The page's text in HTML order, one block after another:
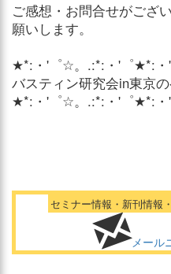
ご感想・お問合せがござい
願いします。
★*:・'゜☆。.:*:・'゜★*:
バスティン研究会in東京
★*:・'゜☆。.:*:・'゜★*:
セミナー情報・新刊情報
メール